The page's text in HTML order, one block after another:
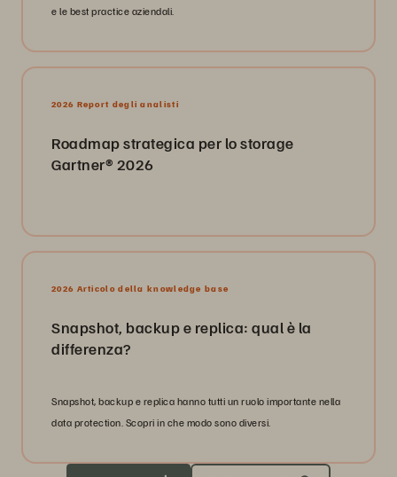
e le best practice aziendali.
2026 Report degli analisti
Roadmap strategica per lo storage
Gartner® 2026
2026 Articolo della knowledge base
Snapshot, backup e replica: qual è la
differenza?
Snapshot, backup e replica hanno tutti un ruolo importante nella
data protection. Scopri in che modo sono diversi.